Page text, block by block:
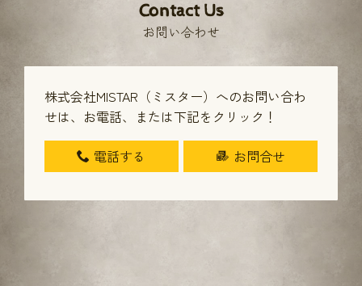
Contact Us
お問い合わせ
株式会社MISTAR（ミスター）へのお問い合わ
せは、 お電話、または下記をクリック！
電話する お問合せ